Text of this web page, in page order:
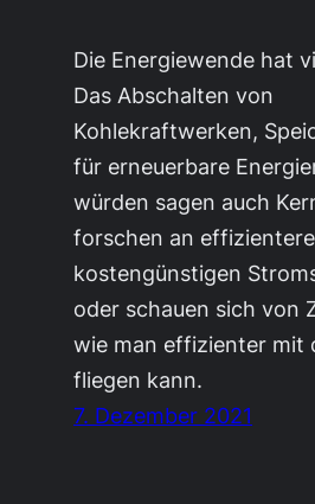
Die Energiewende hat
Das Abschalten von
Kohlekraftwerken,
für erneuerbare
würden sagen auch
forschen an
kostengünstigen
oder schauen sich von
wie man effizienter mit
fliegen kann.
7. Dezember 2021